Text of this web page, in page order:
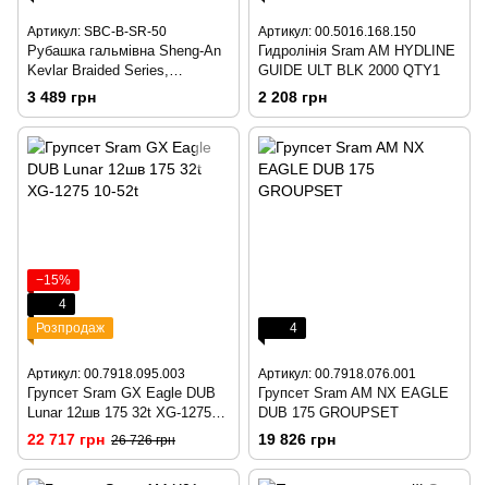
Артикул: SBC-B-SR-50
Рубашка гальмівна Sheng-An
Kevlar Braided Series,
сріблястий, 50м/коробка
3 489 грн
Артикул: 00.5016.168.150
Гидролінія Sram AM HYDLINE
GUIDE ULT BLK 2000 QTY1
2 208 грн
−15%
4
Розпродаж
Артикул: 00.7918.095.003
Групсет Sram GX Eagle DUB
Lunar 12шв 175 32t XG-1275
10-52t
22 717 грн 26 726 грн
4
Артикул: 00.7918.076.001
Групсет Sram AM NX EAGLE
DUB 175 GROUPSET
19 826 грн